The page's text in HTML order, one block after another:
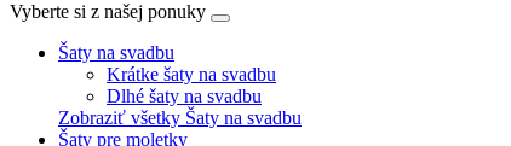
Vyberte si z našej ponuky
Šaty na svadbu
Krátke šaty na svadbu
Dlhé šaty na svadbu
Zobraziť všetky Šaty na svadbu
Šaty pre moletky